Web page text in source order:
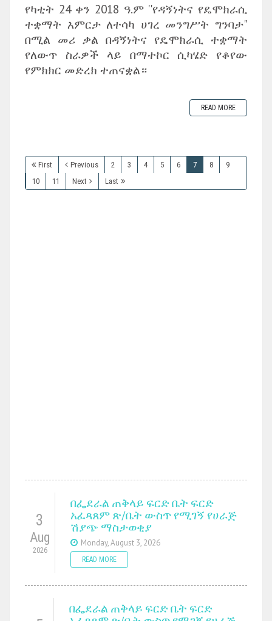
የካቲት 24 ቀን 2018 ዓ.ም ''የዳኝነትና የዴሞክራሲ
ተቋማት እምርታ ለተሳካ ሀገረ መንግሥት ግንባታ"
በሚል መሪ ቃል በዳኝነትና የዴሞክራሲ ተቋማት
የለውጥ ስራዎች ላይ በማተኮር ሲካሄድ የቆየው
የምክክር መድረክ ተጠናቋል።
READ MORE
First Previous 2 3 4 5 6 7 8
9
10
11 Next Last
3
Aug
2026
በፌደራል ጠቅላይ ፍርድ ቤት ፍርድ
አፈጻጸም ጽ/ቤት ውስጥ የሚገኝ የሀራጅ
ሽያጭ ማስታወቂያ
Monday, August 3, 2026
READ MORE
በፌደራል ጠቅላይ ፍርድ ቤት ፍርድ